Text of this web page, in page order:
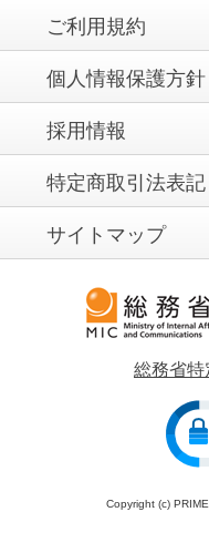
ご利用規約
個人情報保護方針
採用情報
特定商取引法表記
サイトマップ
総務省特
Copyright (c)